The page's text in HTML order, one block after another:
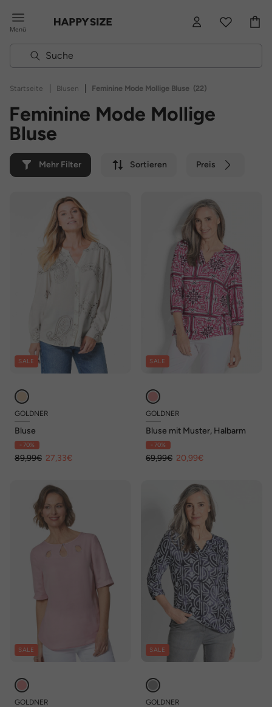
Menü
Startseite | Blusen | Feminine Mode Mollige Bluse (22)
Feminine Mode Mollige
Bluse
Mehr Filter Sortieren Preis
SALE
GOLDNER
Bluse
- 70%
89,99€ 27,33€
SALE
GOLDNER
Bluse mit Muster, Halbarm
- 70%
69,99€ 20,99€
SALE
GOLDNER
SALE
GOLDNER